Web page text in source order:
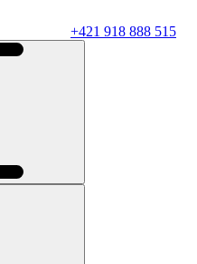
+421 918 888 515